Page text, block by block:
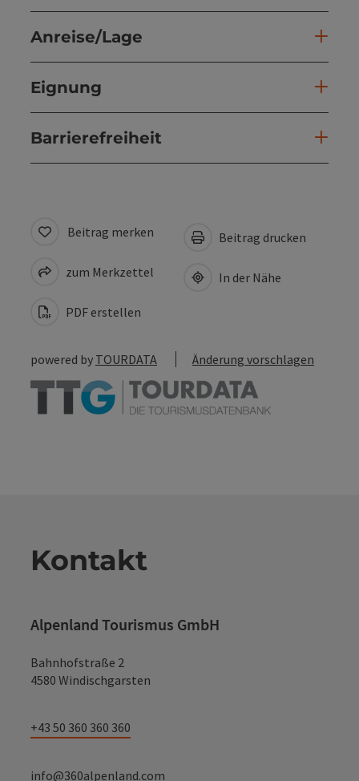
Anreise/Lage
Eignung
Barrierefreiheit
Beitrag merken
zum Merkzettel
PDF erstellen
Beitrag drucken
In der Nähe
powered by TOURDATA Änderung vorschlagen
Kontakt
Alpenland Tourismus GmbH
Bahnhofstraße 2
4580 Windischgarsten
+43 50 360 360 360
info@360alpenland.com